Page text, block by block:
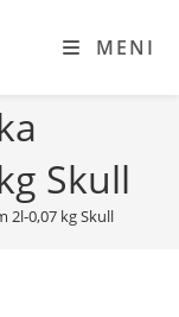
MENI
Skull
2l-0,07 kg Skull